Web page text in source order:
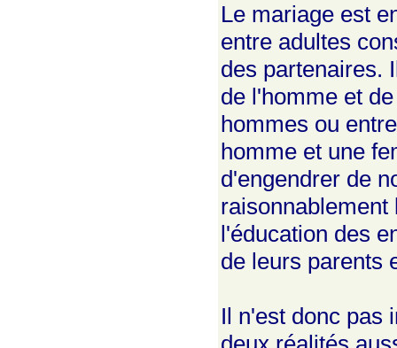
Le mariage est
entre adultes
des partenaires.
de l'homme et
hommes ou
homme et une
d'engendrer de
raisonnablement
l'éducation des
de leurs parents
Il n'est donc pas